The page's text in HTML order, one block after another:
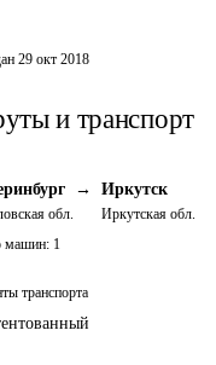
29 окт 2018
и транспорт
→
обл.
Иркутск
Иркутская обл.
машин: 1
транспорта